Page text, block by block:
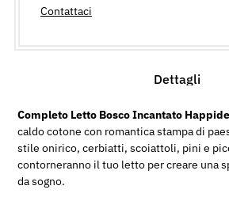
Contattaci
Dettagli
Completo Letto Bosco Incantato
caldo cotone con romantica stampa di
stile onirico, cerbiatti, scoiattoli, pini e
contorneranno il tuo letto per creare una
da sogno.